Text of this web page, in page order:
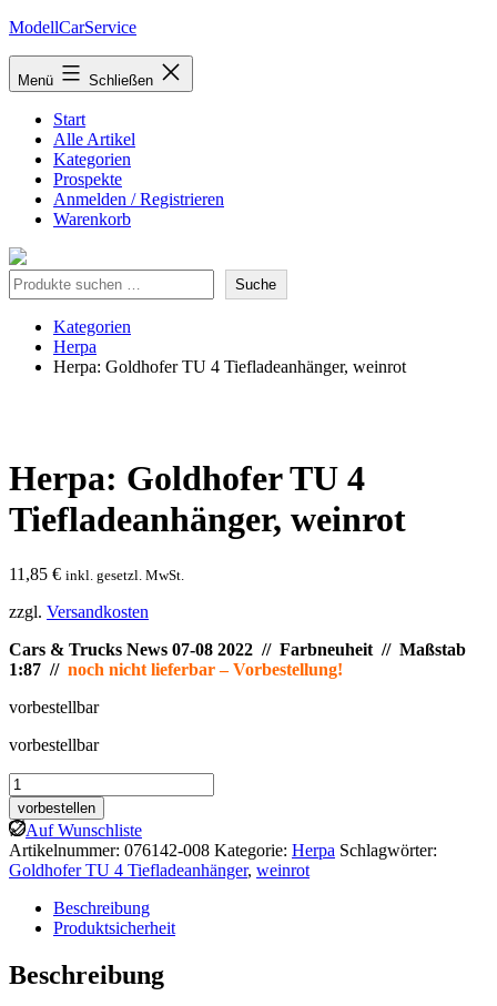
Zum
springen
ModellCarService
Menü Schließen
Start
Alle Artikel
Kategorien
Prospekte
Anmelden / Registrieren
Warenkorb
Suche Suche
Kategorien
Herpa
Herpa: Goldhofer TU 4 Tiefladeanhänger, weinrot
Herpa: Goldhofer TU 4
Tiefladeanhänger, weinrot
11,85 € inkl. gesetzl. MwSt.
zzgl. Versandkosten
Cars & Trucks News 07-08 2022 // Farbneuheit // Maßstab
1:87 // noch nicht lieferbar – Vorbestellung!
vorbestellbar
vorbestellbar
Herpa:
Goldhofer
TU
4
Tiefladeanhänger,
weinrot
Menge
vorbestellen
Auf Wunschliste
Artikelnummer: 076142-008 Kategorie: Herpa Schlagwörter:
Goldhofer TU 4 Tiefladeanhänger, weinrot
Beschreibung
Produktsicherheit
Beschreibung